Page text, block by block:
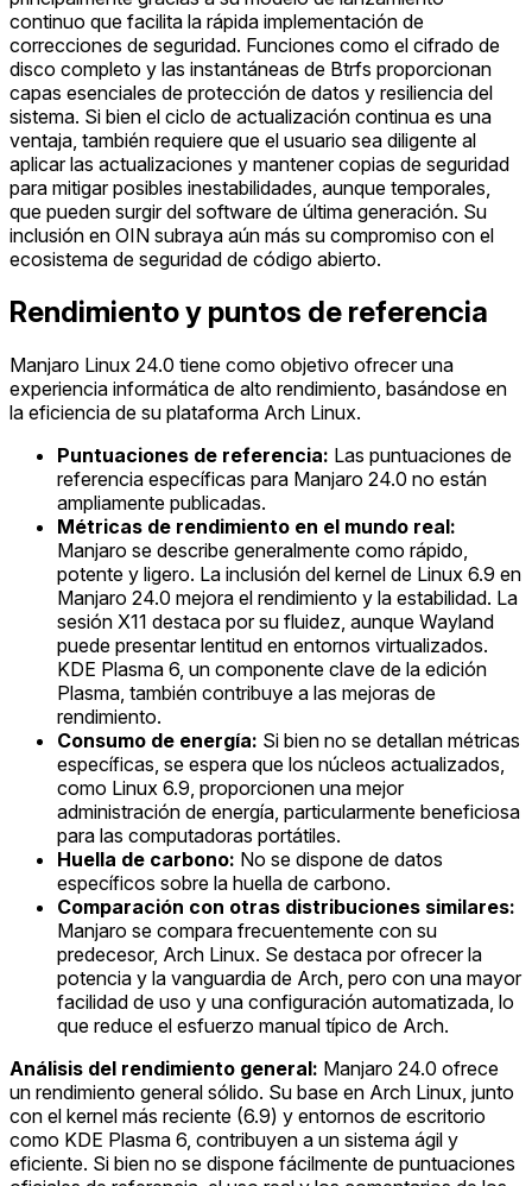
continuo que facilita la rápida implementación de
correcciones de seguridad. Funciones como el cifrado de
disco completo y las instantáneas de Btrfs proporcionan
capas esenciales de protección de datos y resiliencia del
sistema. Si bien el ciclo de actualización continua es una
ventaja, también requiere que el usuario sea diligente al
aplicar las actualizaciones y mantener copias de seguridad
para mitigar posibles inestabilidades, aunque temporales,
que pueden surgir del software de última generación. Su
inclusión en OIN subraya aún más su compromiso con el
ecosistema de seguridad de código abierto.
Rendimiento y puntos de referencia
Manjaro Linux 24.0 tiene como objetivo ofrecer una
experiencia informática de alto rendimiento, basándose en
la eficiencia de su plataforma Arch Linux.
Puntuaciones de referencia: Las puntuaciones de
referencia específicas para Manjaro 24.0 no están
ampliamente publicadas.
Métricas de rendimiento en el mundo real:
Manjaro se describe generalmente como rápido,
potente y ligero. La inclusión del kernel de Linux 6.9 en
Manjaro 24.0 mejora el rendimiento y la estabilidad. La
sesión X11 destaca por su fluidez, aunque Wayland
puede presentar lentitud en entornos virtualizados.
KDE Plasma 6, un componente clave de la edición
Plasma, también contribuye a las mejoras de
rendimiento.
Consumo de energía: Si bien no se detallan métricas
específicas, se espera que los núcleos actualizados,
como Linux 6.9, proporcionen una mejor
administración de energía, particularmente beneficiosa
para las computadoras portátiles.
Huella de carbono: No se dispone de datos
específicos sobre la huella de carbono.
Comparación con otras distribuciones similares:
Manjaro se compara frecuentemente con su
predecesor, Arch Linux. Se destaca por ofrecer la
potencia y la vanguardia de Arch, pero con una mayor
facilidad de uso y una configuración automatizada, lo
que reduce el esfuerzo manual típico de Arch.
Análisis del rendimiento general: Manjaro 24.0 ofrece
un rendimiento general sólido. Su base en Arch Linux, junto
con el kernel más reciente (6.9) y entornos de escritorio
como KDE Plasma 6, contribuyen a un sistema ágil y
eficiente. Si bien no se dispone fácilmente de puntuaciones